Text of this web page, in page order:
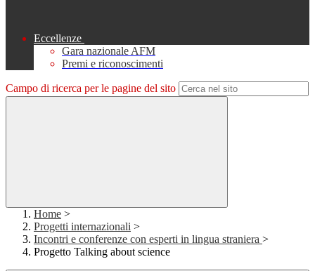
Eccellenze
Gara nazionale AFM
Premi e riconoscimenti
Campo di ricerca per le pagine del sito
Home >
Progetti internazionali >
Incontri e conferenze con esperti in lingua straniera >
Progetto Talking about science